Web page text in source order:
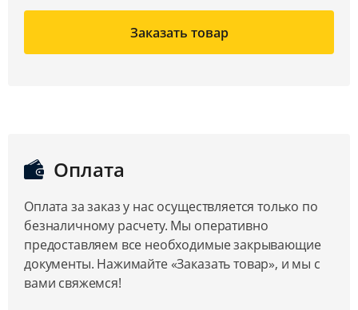
Заказать товар
Оплата
Оплата за заказ у нас осуществляется только по
безналичному расчету. Мы оперативно
предоставляем все необходимые закрывающие
документы. Нажимайте «Заказать товар», и мы с
вами свяжемся!